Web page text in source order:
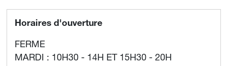
Horaires d'ouverture
FERME
MARDI : 10H30 - 14H ET 15H30 - 20H